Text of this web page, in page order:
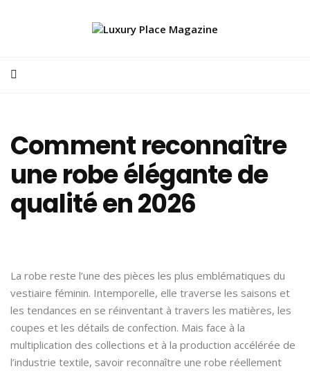
Comment reconnaître
une robe élégante de
qualité en 2026
La robe reste l’une des pièces les plus emblématiques du
vestiaire féminin. Intemporelle, elle traverse les saisons et
les tendances en se réinventant à travers les matières, les
coupes et les détails de confection. Mais face à la
multiplication des collections et à la production accélérée de
l’industrie textile, savoir reconnaître une robe réellement